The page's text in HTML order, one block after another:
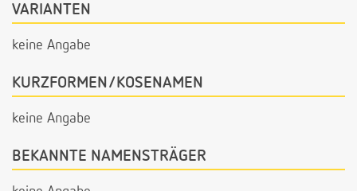
VARIANTEN
keine Angabe
KURZFORMEN/KOSENAMEN
keine Angabe
BEKANNTE NAMENSTRÄGER